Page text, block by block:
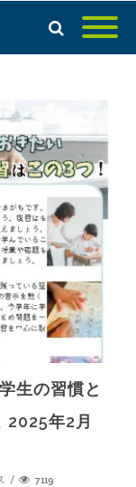
生の習慣と
2025年2月
7119